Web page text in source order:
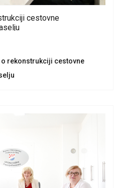
cestovne
rekonstrukciji cestovne